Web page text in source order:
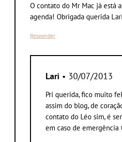
O contato do Mr Mac já está
agenda! Obrigada querida
Responder
Lari • 30/07/2013
Pri querida, fico muito
assim do blog, de
contato do Léo sim, é
em caso de emergência